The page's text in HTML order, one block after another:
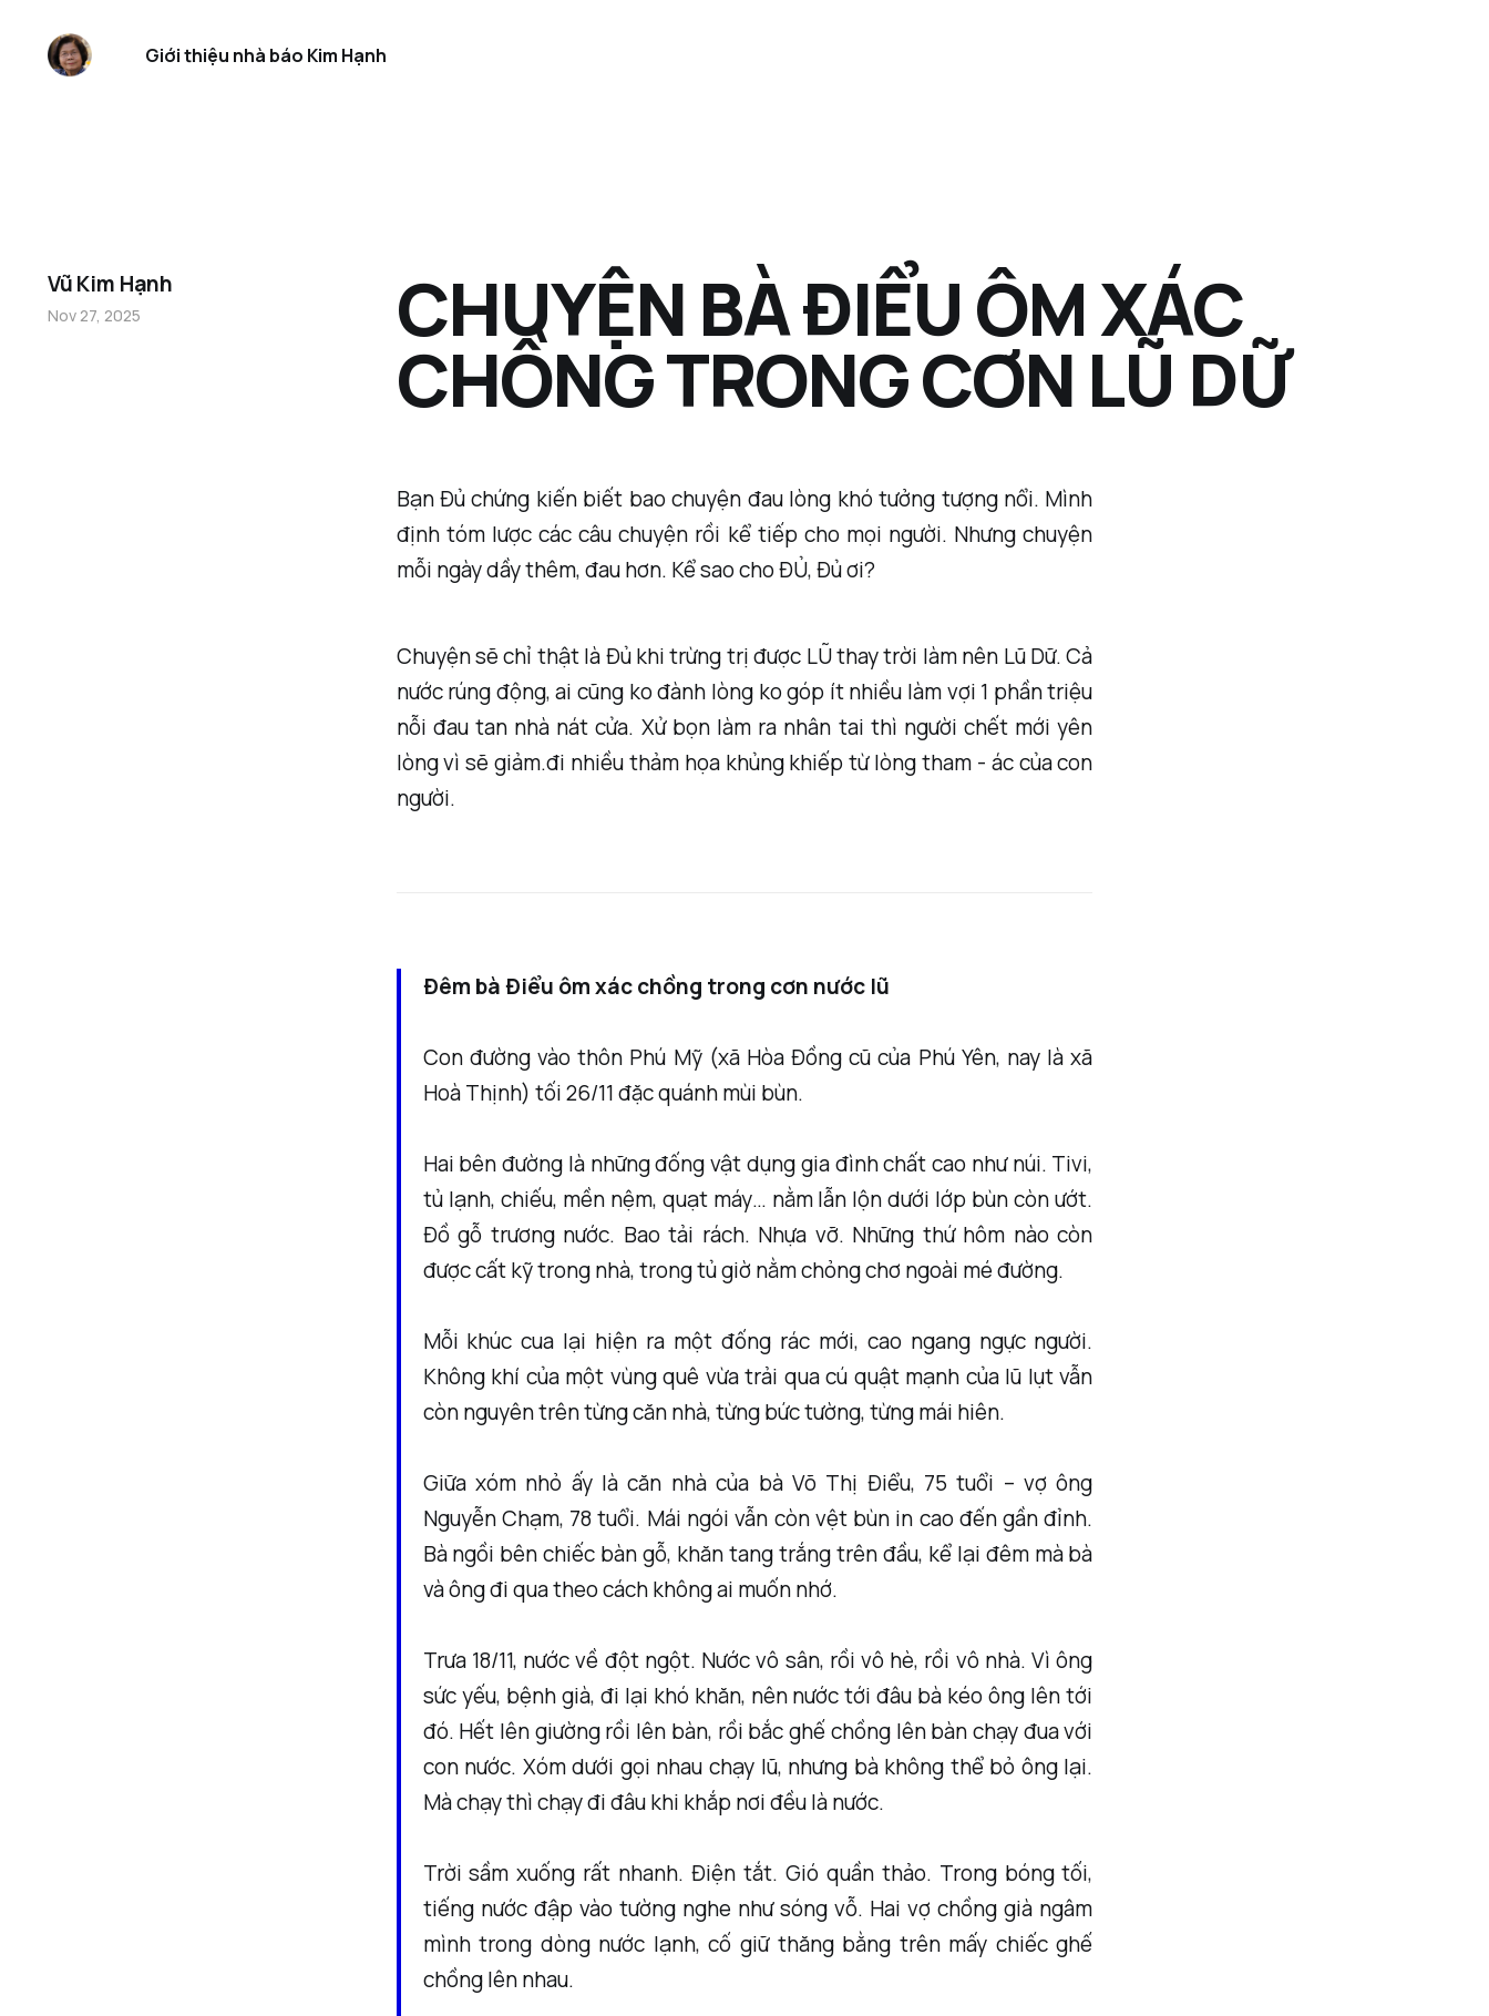
Giới thiệu nhà báo Kim Hạnh
Bạn Đủ chứng kiến biết bao chuyện đau lòng khó tưởng tượng nổi. Mình
định tóm lược các câu chuyện rồi kể tiếp cho mọi người. Nhưng chuyện
mỗi ngày dầy thêm, đau hơn. Kể sao cho ĐỦ, Đủ ơi?
Chuyện sẽ chỉ thật là Đủ khi trừng trị được LŨ thay trời làm nên Lũ Dữ. Cả
nước rúng động, ai cũng ko đành lòng ko góp ít nhiều làm vợi 1 phần triệu
nỗi đau tan nhà nát cửa. Xử bọn làm ra nhân tai thì người chết mới yên
lòng vì sẽ giảm.đi nhiều thảm họa khủng khiếp từ lòng tham - ác của con
người.
Đêm bà Điểu ôm xác chồng trong cơn nước lũ
Con đường vào thôn Phú Mỹ (xã Hòa Đồng cũ của Phú Yên, nay là xã
Hoà Thịnh) tối 26/11 đặc quánh mùi bùn.
Hai bên đường là những đống vật dụng gia đình chất cao như núi. Tivi,
tủ lạnh, chiếu, mền nệm, quạt máy… nằm lẫn lộn dưới lớp bùn còn ướt.
Đồ gỗ trương nước. Bao tải rách. Nhựa vỡ. Những thứ hôm nào còn
được cất kỹ trong nhà, trong tủ giờ nằm chỏng chơ ngoài mé đường.
Mỗi khúc cua lại hiện ra một đống rác mới, cao ngang ngực người.
Không khí của một vùng quê vừa trải qua cú quật mạnh của lũ lụt vẫn
còn nguyên trên từng căn nhà, từng bức tường, từng mái hiên.
Giữa xóm nhỏ ấy là căn nhà của bà Võ Thị Điểu, 75 tuổi – vợ ông
Nguyễn Chạm, 78 tuổi. Mái ngói vẫn còn vệt bùn in cao đến gần đỉnh.
Bà ngồi bên chiếc bàn gỗ, khăn tang trắng trên đầu, kể lại đêm mà bà
và ông đi qua theo cách không ai muốn nhớ.
Trưa 18/11, nước về đột ngột. Nước vô sân, rồi vô hè, rồi vô nhà. Vì ông
sức yếu, bệnh già, đi lại khó khăn, nên nước tới đâu bà kéo ông lên tới
đó. Hết lên giường rồi lên bàn, rồi bắc ghế chồng lên bàn chạy đua với
con nước. Xóm dưới gọi nhau chạy lũ, nhưng bà không thể bỏ ông lại.
Mà chạy thì chạy đi đâu khi khắp nơi đều là nước.
Trời sầm xuống rất nhanh. Điện tắt. Gió quần thảo. Trong bóng tối,
tiếng nước đập vào tường nghe như sóng vỗ. Hai vợ chồng già ngâm
mình trong dòng nước lạnh, cố giữ thăng bằng trên mấy chiếc ghế
chồng lên nhau.
CHUYỆN BÀ ĐIỂU ÔM XÁC
CHỒNG TRONG CƠN LŨ DỮ
Vũ Kim Hạnh
Nov 27, 2025